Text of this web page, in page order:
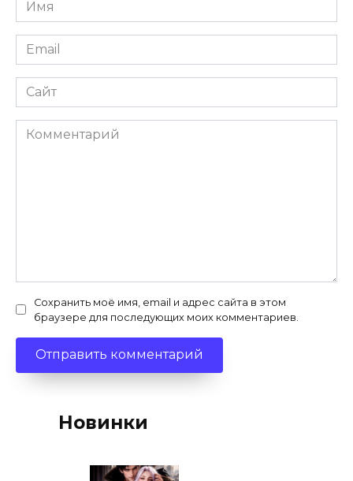
*
Email
*
Сайт
Комментарий
Сохранить моё имя, email и адрес сайта в этом
браузере для последующих моих комментариев.
Новинки